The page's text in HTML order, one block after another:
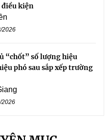
điều kiện
2026
“chốt” số lượng hiệu
phó sau sắp xếp trường
2026